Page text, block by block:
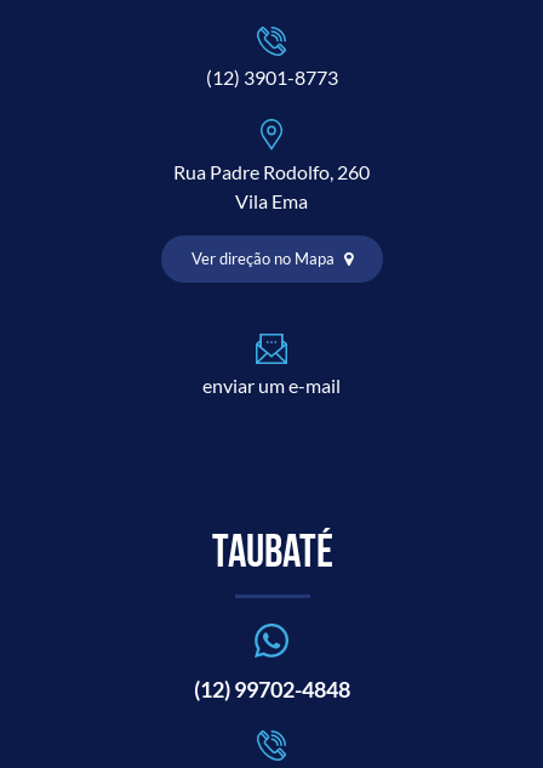
(12) 3901-8773
Rua Padre Rodolfo, 260
Vila Ema
Ver direção no Mapa
enviar um e-mail
Taubaté
(12) 99702-4848